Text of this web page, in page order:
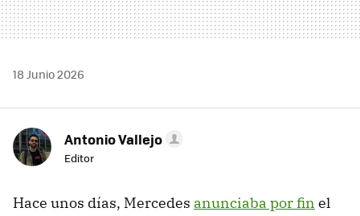
18 Junio 2026
Antonio Vallejo
Editor
Hace unos días, Mercedes anunciaba por fin el